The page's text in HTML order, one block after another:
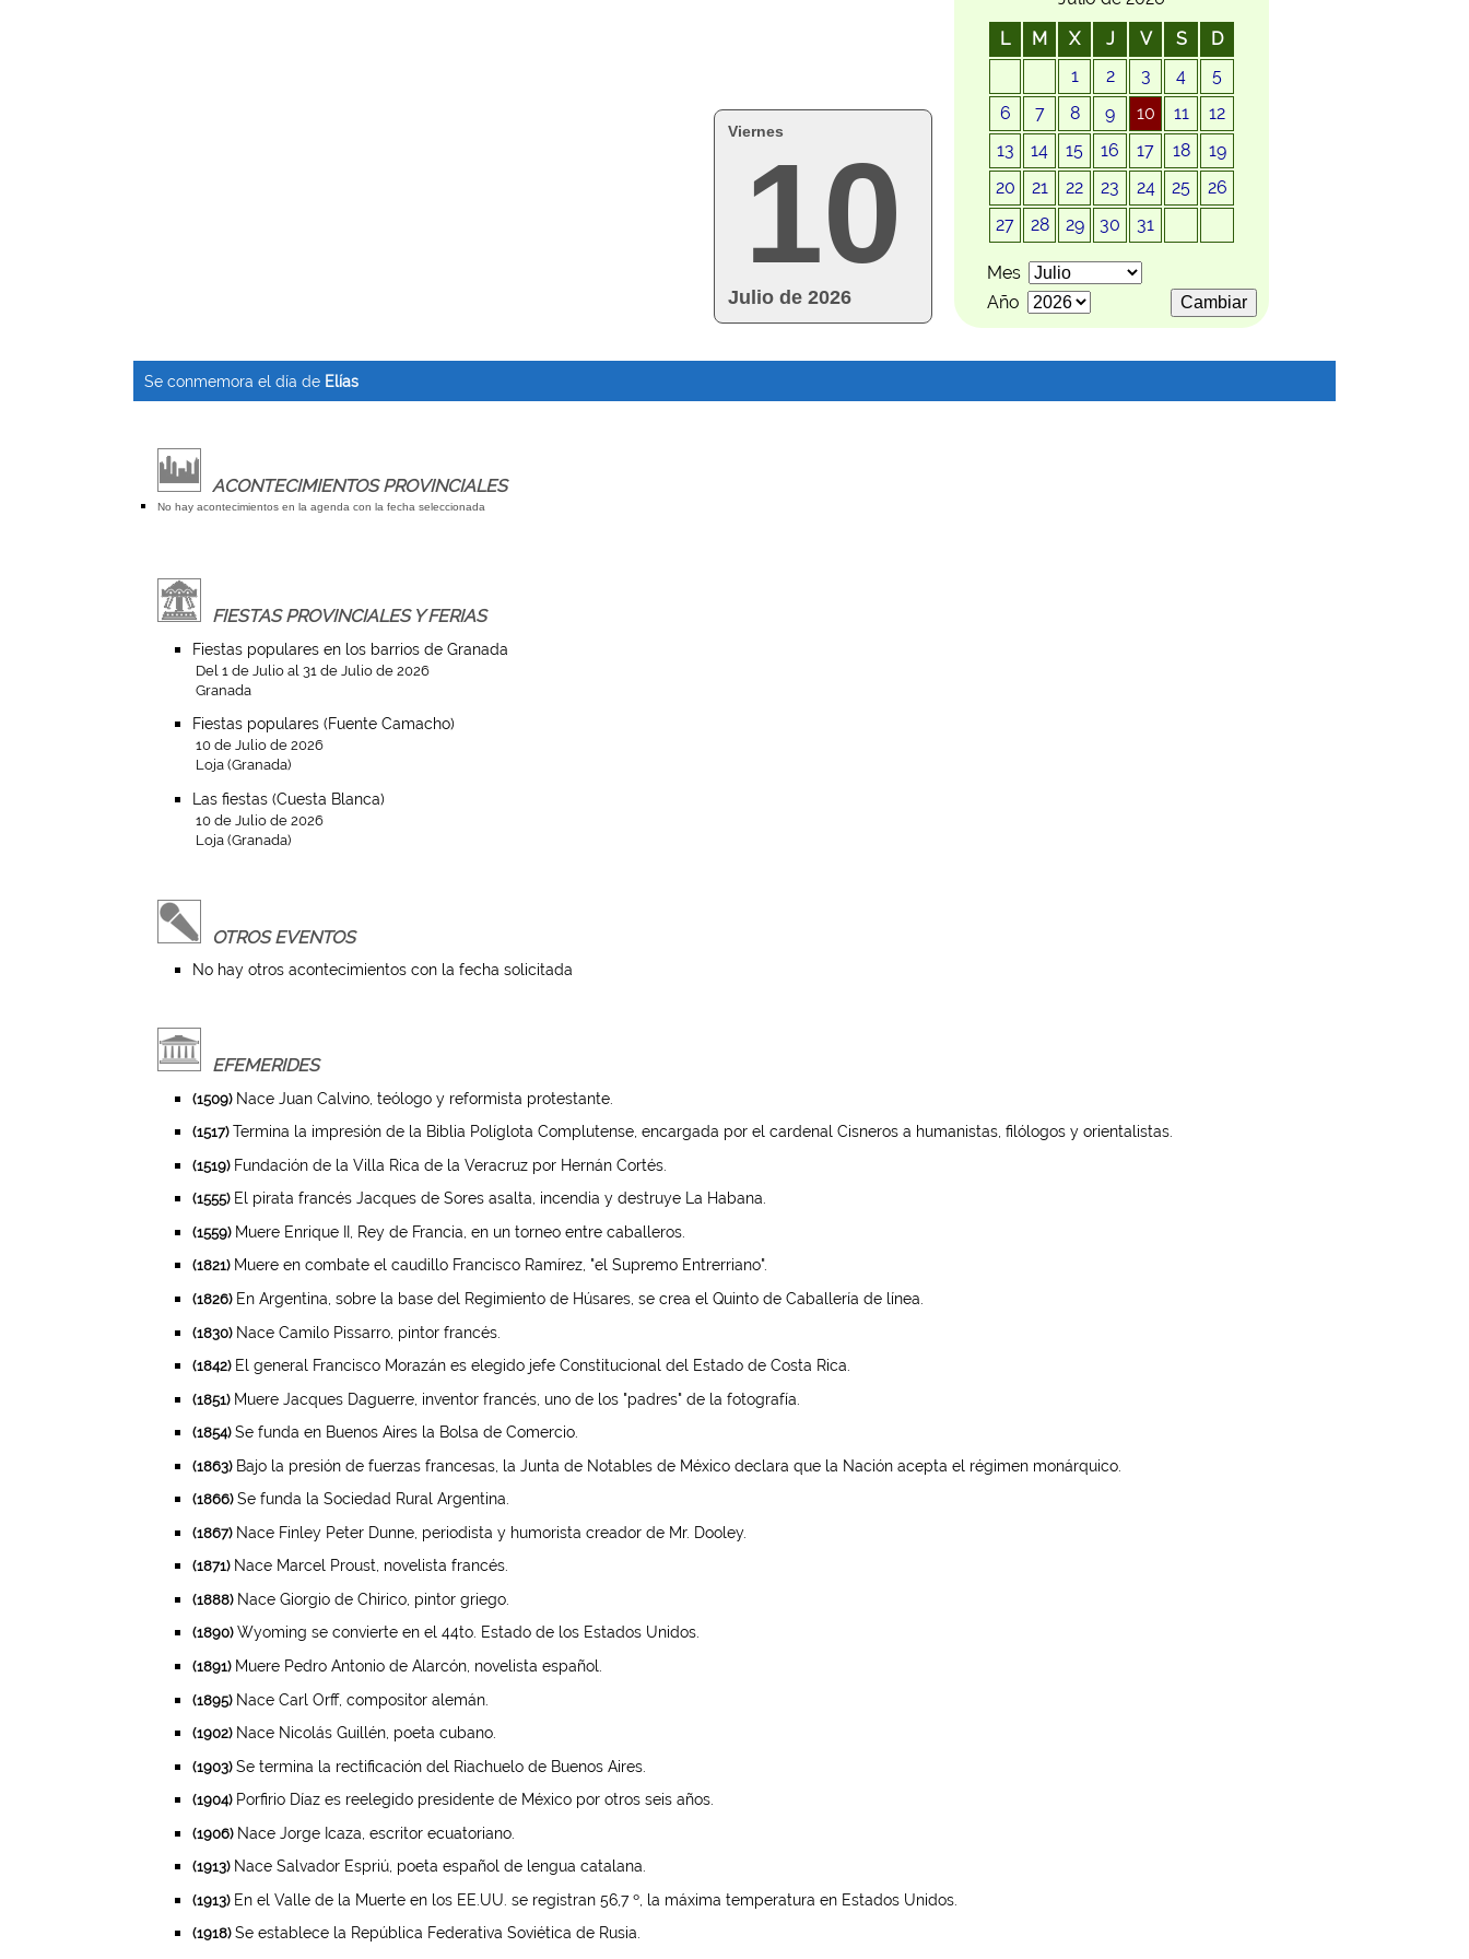
Viernes
10
Julio de 2026
L
M X J V S
D
1
2 3 4
5
6
7 8 9 10 11
12
13
14 15 16 17 18
19
20
21 22 23 24 25
26
27
28 29 30 31
Mes
Año
Se conmemora el día de Elías
ACONTECIMIENTOS PROVINCIALES
No hay acontecimientos en la agenda con la fecha seleccionada
FIESTAS PROVINCIALES Y FERIAS
Fiestas populares en los barrios de Granada
Del 1 de Julio al 31 de Julio de 2026
Granada
Fiestas populares (Fuente Camacho)
10 de Julio de 2026
Loja (Granada)
Las fiestas (Cuesta Blanca)
10 de Julio de 2026
Loja (Granada)
OTROS EVENTOS
No hay otros acontecimientos con la fecha solicitada
EFEMERIDES
(1509)Nace Juan Calvino, teólogo y reformista protestante.
(1517)Termina la impresión de la Biblia Políglota Complutense, encargada por el cardenal Cisneros a humanistas, filólogos y orientalistas.
(1519)Fundación de la Villa Rica de la Veracruz por Hernán Cortés.
(1555)El pirata francés Jacques de Sores asalta, incendia y destruye La Habana.
(1559)Muere Enrique II, Rey de Francia, en un torneo entre caballeros.
(1821)Muere en combate el caudillo Francisco Ramírez, "el Supremo Entrerriano".
(1826)En Argentina, sobre la base del Regimiento de Húsares, se crea el Quinto de Caballería de línea.
(1830)Nace Camilo Pissarro, pintor francés.
(1842)El general Francisco Morazán es elegido jefe Constitucional del Estado de Costa Rica.
(1851)Muere Jacques Daguerre, inventor francés, uno de los "padres" de la fotografía.
(1854)Se funda en Buenos Aires la Bolsa de Comercio.
(1863)Bajo la presión de fuerzas francesas, la Junta de Notables de México declara que la Nación acepta el régimen monárquico.
(1866)Se funda la Sociedad Rural Argentina.
(1867)Nace Finley Peter Dunne, periodista y humorista creador de Mr. Dooley.
(1871)Nace Marcel Proust, novelista francés.
(1888)Nace Giorgio de Chirico, pintor griego.
(1890)Wyoming se convierte en el 44to. Estado de los Estados Unidos.
(1891)Muere Pedro Antonio de Alarcón, novelista español.
(1895)Nace Carl Orff, compositor alemán.
(1902)Nace Nicolás Guillén, poeta cubano.
(1903)Se termina la rectificación del Riachuelo de Buenos Aires.
(1904)Porfirio Díaz es reelegido presidente de México por otros seis años.
(1906)Nace Jorge Icaza, escritor ecuatoriano.
(1913)Nace Salvador Espriú, poeta español de lengua catalana.
(1913)En el Valle de la Muerte en los EE.UU. se registran 56,7 º, la máxima temperatura en Estados Unidos.
(1918)Se establece la República Federativa Soviética de Rusia.